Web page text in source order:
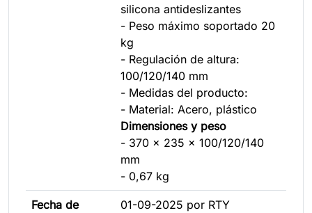
silicona antideslizantes
- Peso máximo soportado 20
kg
- Regulación de altura:
100/120/140 mm
- Medidas del producto:
- Material: Acero, plástico
Dimensiones y peso
- 370 x 235 x 100/120/140
mm
- 0,67 kg
Fecha de
01-09-2025 por RTY